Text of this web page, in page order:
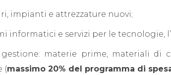
impianti e attrezzature nuovi;
informatici e servizi per le tecnologie,
materie prime, materiali di
(massimo 20% del programma di